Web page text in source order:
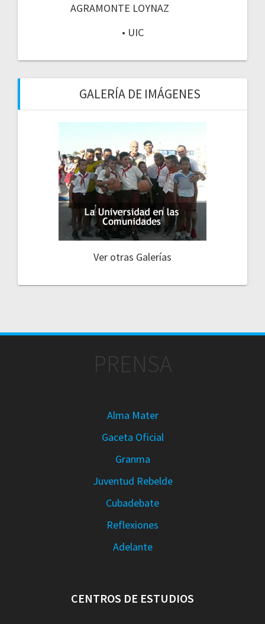
AGRAMONTE LOYNAZ
• UIC
GALERÍA DE IMÁGENES
Ver otras Galerías
PRENSA
Alma Mater
Gaceta Oficial
Granma
Juventud Rebelde
Cubadebate
Reflexiones
Adelante
CENTROS DE ESTUDIOS